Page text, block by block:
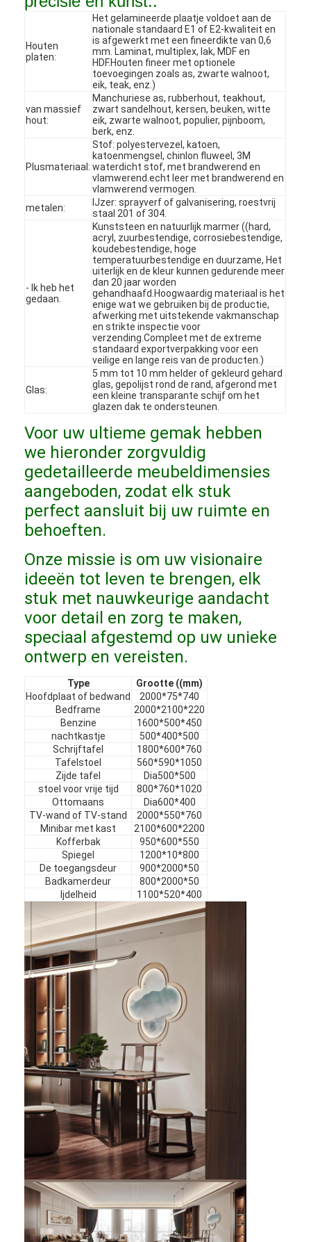
Video's
Fabriekstocht
Kwaliteitscontrole
Neem contact met ons op
Nieuws
Gevallen
Vraagstukken
Praatje Nu
Meubelen voor villa's
Appartementmeubilair
Meubelen voor commerciële clubs
Eetkamer meubels
Kantoormeubilair
Meubelbeslag
Bekleed Meubilair
Houten
platen:
Het gelamineerde plaatje voldoet aan de
nationale standaard E1 of E2-kwaliteit en
is afgewerkt met een fineerdikte van 0,6
mm. Laminat, multiplex, lak, MDF en
HDF.Houten fineer met optionele
toevoegingen zoals as, zwarte walnoot,
eik, teak, enz.)
van massief
hout:
Manchuriese as, rubberhout, teakhout,
zwart sandelhout, kersen, beuken, witte
eik, zwarte walnoot, populier, pijnboom,
berk, enz.
Plusmateriaal:
Stof: polyestervezel, katoen,
katoenmengsel, chinlon fluweel, 3M
waterdicht stof, met brandwerend en
vlamwerend.echt leer met brandwerend en
vlamwerend vermogen.
metalen:
IJzer: sprayverf of galvanisering, roestvrij
staal 201 of 304.
- Ik heb het
gedaan.
Kunststeen en natuurlijk marmer ((hard,
acryl, zuurbestendige, corrosiebestendige,
koudebestendige, hoge
temperatuurbestendige en duurzame, Het
uiterlijk en de kleur kunnen gedurende meer
dan 20 jaar worden
gehandhaafd.Hoogwaardig materiaal is het
enige wat we gebruiken bij de productie,
afwerking met uitstekende vakmanschap
en strikte inspectie voor
verzending.Compleet met de extreme
standaard exportverpakking voor een
veilige en lange reis van de producten.)
Glas:
5 mm tot 10 mm helder of gekleurd gehard
glas, gepolijst rond de rand, afgerond met
een kleine transparante schijf om het
glazen dak te ondersteunen.
Voor uw ultieme gemak hebben
we hieronder zorgvuldig
gedetailleerde meubeldimensies
aangeboden, zodat elk stuk
perfect aansluit bij uw ruimte en
behoeften.
Onze missie is om uw visionaire
ideeën tot leven te brengen, elk
stuk met nauwkeurige aandacht
voor detail en zorg te maken,
speciaal afgestemd op uw unieke
ontwerp en vereisten.
Type
Grootte ((mm)
Hoofdplaat of bedwand
2000*75*740
Bedframe
2000*2100*220
Benzine
1600*500*450
nachtkastje
500*400*500
Schrijftafel
1800*600*760
Tafelstoel
560*590*1050
Zijde tafel
Dia500*500
stoel voor vrije tijd
800*760*1020
Ottomaans
Dia600*400
TV-wand of TV-stand
2000*550*760
Minibar met kast
2100*600*2200
Kofferbak
950*600*550
Spiegel
1200*10*800
De toegangsdeur
900*2000*50
Badkamerdeur
800*2000*50
Ijdelheid
1100*520*400